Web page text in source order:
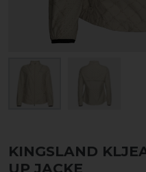
KINGSLAND
UP JACKE